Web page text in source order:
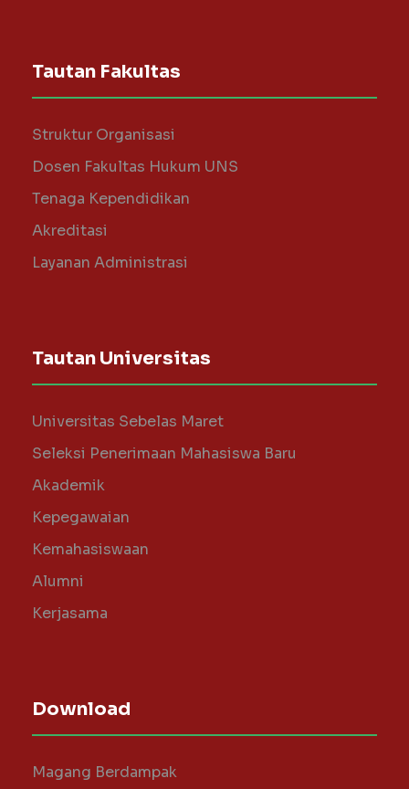
Tautan Fakultas
Struktur Organisasi
Dosen Fakultas Hukum UNS
Tenaga Kependidikan
Akreditasi
Layanan Administrasi
Tautan Universitas
Universitas Sebelas Maret
Seleksi Penerimaan Mahasiswa Baru
Akademik
Kepegawaian
Kemahasiswaan
Alumni
Kerjasama
Download
Magang Berdampak